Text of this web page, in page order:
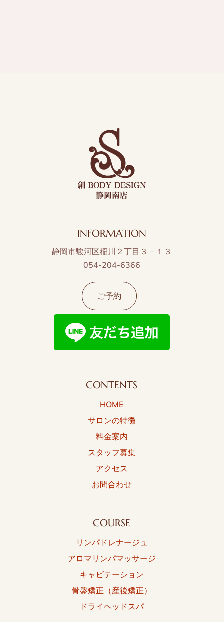
INFORMATION
静岡市駿河区稲川２丁目３－１３
054-204-6366
ご予約
CONTENTS
HOME
サロンの特徴
料金案内
スタッフ募集
アクセス
お問合わせ
COURSE
リンパドレナージュ
アロマリンパマッサージ
キャビテーション
骨盤矯正（産後矯正）
ドライヘッドスパ